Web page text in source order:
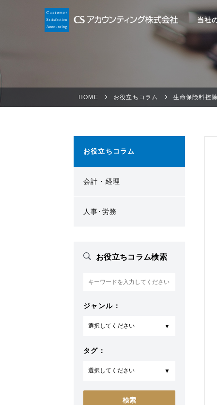
当社
HOME お役立ちコラム 生命保険料控
お役立ちコラム
会計・経理
人事･労務
お役立ちコラム検索
ジャンル：
タグ：